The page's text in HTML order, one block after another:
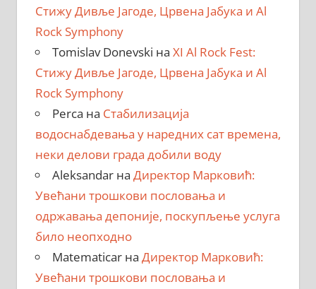
Стижу Дивље Јагоде, Црвена Јабука и Al
Rock Symphony
Tomislav Donevski на XI Al Rock Fest:
Стижу Дивље Јагоде, Црвена Јабука и Al
Rock Symphony
Perca на Стабилизација
водоснабдевања у наредних сат времена,
неки делови града добили воду
Aleksandarна Директор Марковић:
Увећани трошкови пословања и
одржавања депоније, поскупљење услуга
било неопходно
Matematicarна Директор Марковић:
Увећани трошкови пословања и